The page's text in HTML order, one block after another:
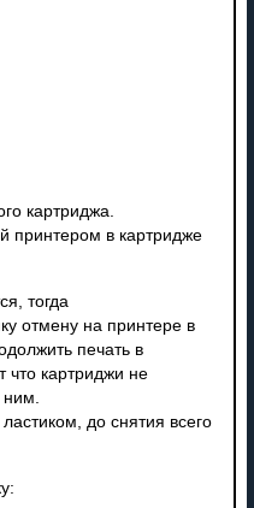
картриджа.
принтером в картридже
тогда
отмену на принтере в
печать в
что картриджи не
ним.
до снятия всего